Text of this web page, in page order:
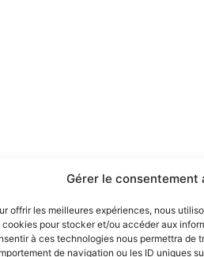
Gérer le consentement
offrir les meilleures expériences, nous
cookies pour stocker et/ou accéder aux
à ces technologies nous permettra de
de navigation ou les ID uniques